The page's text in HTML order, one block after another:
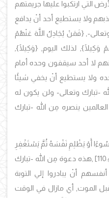
التي ارتكبوا عليها جريمتهم
ولا يستطيع أحد أنْ يدافع
, {فَمَنْ يُجَادِلُ اللَّهَ عَنْهُمْ
وَكِيلًا}, لذلك اليوم, {وَكِيلًا},
لا أحد سيقفون وحده أمام
ولا يستطيع أنْ يخفي شيئًا
-تبارك وتعالى- ولن يكون له
ينصره مِن الله -تبارك
أَوْ يَظْلِمِ نَفْسَهُ ثُمَّ يَسْتَغْفِرِ
[النساء:110] ,هذه دعوة مِن الله -تبارك
أنْ يبادروا إلي التوبة
الموت, أي مازال في الوقت